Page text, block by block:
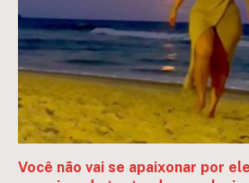
Você não vai se apaixonar por